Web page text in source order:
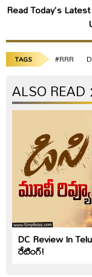
Read Today's Latest
TAGS #RRR
ALSO READ
DC Review In
రేటింగ్!